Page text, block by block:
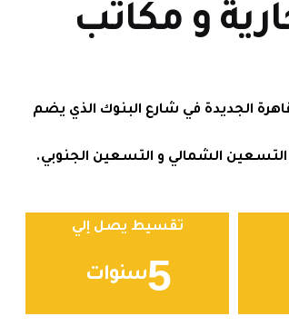
و مكاتب
الجديدة في شارع البنوك الذي يضم
الشمالي و التسعين الجنوبي.
تقسيط يصل إلي
5سنوات